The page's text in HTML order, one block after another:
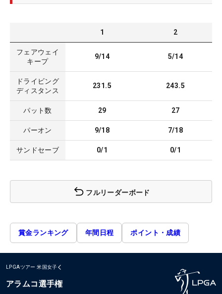
1 2
フェアウェイ
キープ
9/14 5/14
ドライビング
ディスタンス
231.5 243.5
パット数 29 27
パーオン 9/18 7/18
サンドセーブ 0/1 0/1
フルリーダーボード
賞金ランキング 年間日程 ポイント・成績
LPGAツアー 米国女子
アラムコ選手権